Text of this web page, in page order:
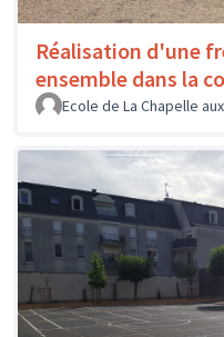
Réalisation d'une
ensemble dans la
Ecole de La Chapelle